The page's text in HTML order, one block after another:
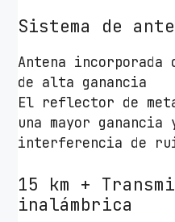
d
i
/
W
i
F
8
0
Sistema de
Antena
de alta ganancia
El reflector de
una mayor ganancia
interferencia de
15 km +
inalámbrica